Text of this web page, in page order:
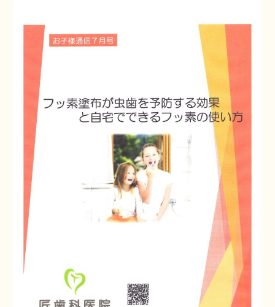
料金表
採用情報
お問い合わせ
OFFICIAL